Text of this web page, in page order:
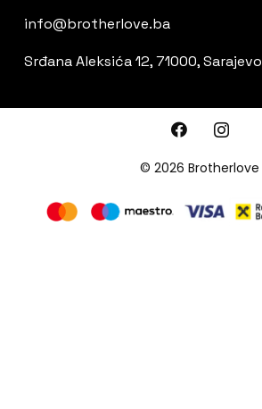
info@brotherlove.ba
Srđana Aleksića 12, 71000, Sarajevo
© 2026 Brotherlove